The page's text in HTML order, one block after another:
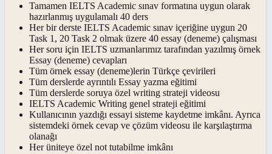
Tamamen IELTS Academic sınav formatına uygun olarak
hazırlanmış uygulamalı 40 ders
Her bir derste IELTS Academic sınav içeriğine uygun 20
Task 1, 20 Task 2 olmak üzere 40 essay (deneme) çalışması
Her soru için IELTS uzmanlarımız tarafından yazılmış örnek
Essay (deneme) cevapları
Tüm örnek essay (deneme)lerin Türkçe çevirileri
Tüm derslerde ayrıntılı Essay yazma eğitimi
Tüm derslerde soruya özel writing strateji videosu
IELTS Academic Writing genel strateji eğitimi
Kullanıcının yazdığı essayi sisteme kaydetme imkânı. Ayrıca
sistemdeki örnek cevap ve çözüm videosu ile karşılaştırma
olanağı
Her üniteye özel not tutabilme imkânı